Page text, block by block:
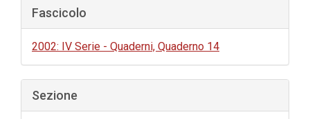
Fascicolo
2002: IV Serie - Quaderni, Quaderno 14
Sezione